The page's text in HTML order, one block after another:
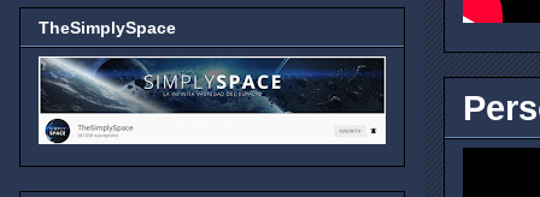
TheSimplySpace